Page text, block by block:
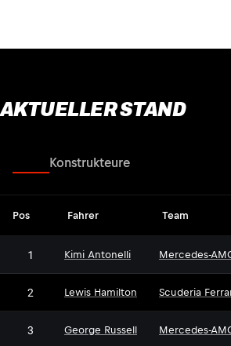
AKTUELLER STAND
Konstrukteure
Pos Fahrer Team
1 Kimi Antonelli Mercedes-
2 Lewis Hamilton Scuderia
3 George Russell Mercedes-